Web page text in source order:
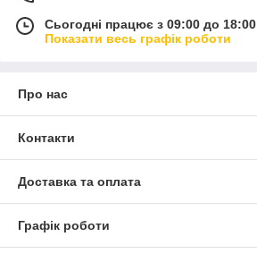
Сьогодні працює з 09:00 до 18:00
Показати весь графік роботи
Про нас
Контакти
Доставка та оплата
Графік роботи